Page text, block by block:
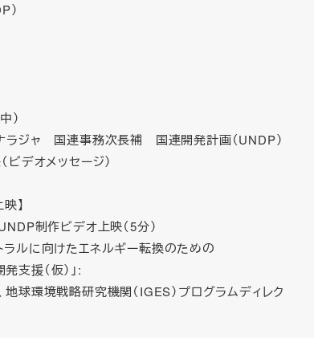
）
）
ラジャ 国連事務次長補 国連開発計画（UNDP）
デオメッセージ）
】
制作ビデオ上映（5分）
ラルに向けたエネルギー転換のための
支援（仮）」:
環境戦略研究機関（IGES）プログラムディレク